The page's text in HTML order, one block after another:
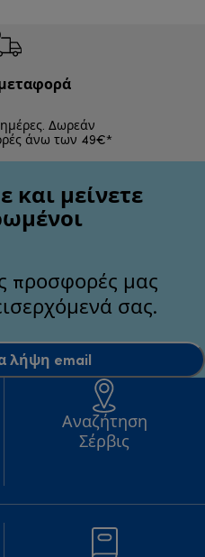
Δωρεάν
άνω των 49€*
και μείνετε
προσφορές μας
σας.
λήψη email
Αναζήτηση
Σέρβις